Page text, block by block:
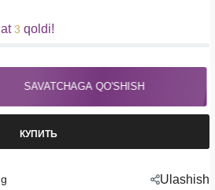
3 qoldi!
SAVATCHAGA QO'SHISH
КУПИТЬ
Ulashish